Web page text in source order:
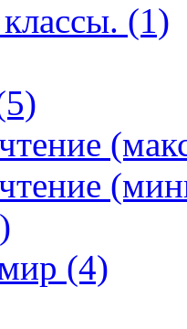
(1)
(4)